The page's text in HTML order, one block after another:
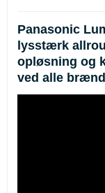
Panasonic
lysstærk
opløsning og
ved alle